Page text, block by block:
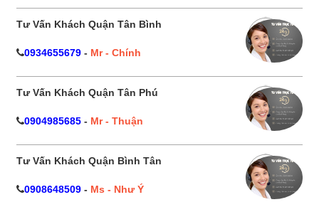
Tư Vấn Khách Quận Tân Bình
0934655679 - Mr - Chính
Tư Vấn Khách Quận Tân Phú
0904985685 - Mr - Thuận
Tư Vấn Khách Quận Bình Tân
0908648509 - Ms - Như Ý